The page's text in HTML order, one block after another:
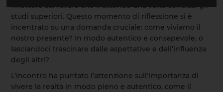
riflettere sul futuro che li attende una volta conclusi gli
studi superiori. Questo momento di riflessione si è
incentrato su una domanda cruciale: come viviamo il
nostro presente? In modo autentico e consapevole, o
lasciandoci trascinare dalle aspettative e dall’influenza
degli altri?
L’incontro ha puntato l’attenzione sull’importanza di
vivere la realtà in modo pieno e autentico, come il